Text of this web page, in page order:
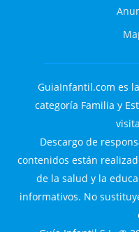
GuiaInfantil.com es
categoría Familia y
Descargo de
contenidos están
de la salud y la
informativos. No